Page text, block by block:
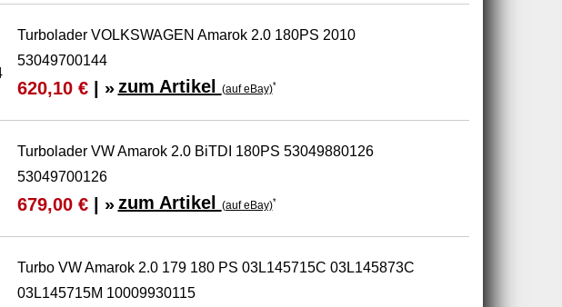
Turbolader VOLKSWAGEN Amarok 2.0 180PS 2010
53049700144
620,10 €| » zum Artikel (auf eBay)*
Turbolader VW Amarok 2.0 BiTDI 180PS 53049880126
53049700126
679,00 €| » zum Artikel (auf eBay)*
Turbo VW Amarok 2.0 179 180 PS 03L145715C 03L145873C
03L145715M 10009930115